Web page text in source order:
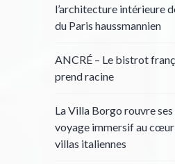
l’architecture intérieure
du Paris haussmannien
ANCRÉ – Le bistrot
prend racine
La Villa Borgo rouvre
voyage immersif au cœur
villas italiennes